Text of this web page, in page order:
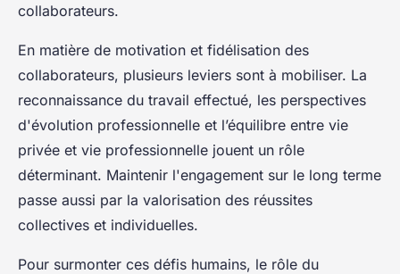
collaborateurs.
En matière de motivation et fidélisation des
collaborateurs, plusieurs leviers sont à mobiliser. La
reconnaissance du travail effectué, les perspectives
d'évolution professionnelle et l’équilibre entre vie
privée et vie professionnelle jouent un rôle
déterminant. Maintenir l'engagement sur le long terme
passe aussi par la valorisation des réussites
collectives et individuelles.
Pour surmonter ces défis humains, le rôle du